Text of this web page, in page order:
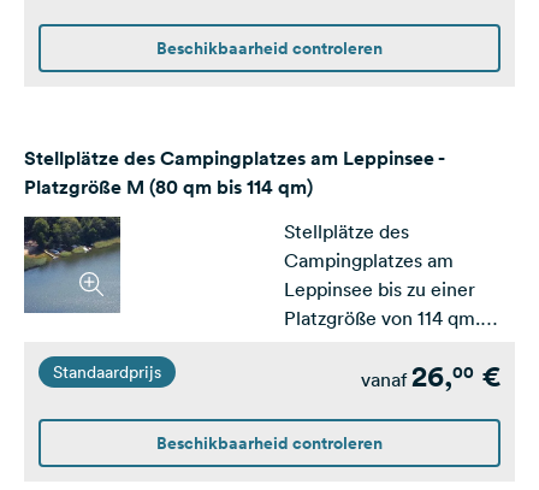
Beschikbaarheid controleren
Stellplätze des Campingplatzes am Leppinsee -
Platzgröße M (80 qm bis 114 qm)
Stellplätze des
Campingplatzes am
Leppinsee bis zu einer
Platzgröße von 114 qm.
mittlere Wohnwagen /
Standaardprijs vanaf 26,00 €
Beschikbaarheid controleren